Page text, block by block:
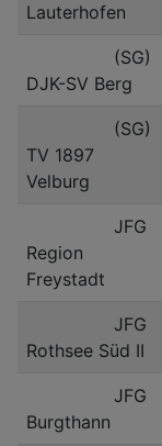
Lauterhofen
(SG)
DJK-SV Berg
(SG)
TV 1897
Velburg
JFG
Region
Freystadt
JFG
Rothsee Süd II
JFG
Burgthann